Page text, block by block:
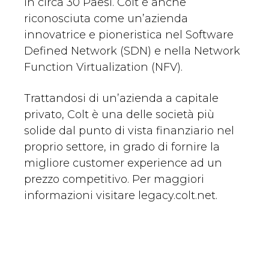
in circa 30 Paesi. Colt è anche
riconosciuta come un’azienda
innovatrice e pioneristica nel Software
Defined Network (SDN) e nella Network
Function Virtualization (NFV).
Trattandosi di un’azienda a capitale
privato, Colt è una delle società più
solide dal punto di vista finanziario nel
proprio settore, in grado di fornire la
migliore customer experience ad un
prezzo competitivo. Per maggiori
informazioni visitare legacy.colt.net.